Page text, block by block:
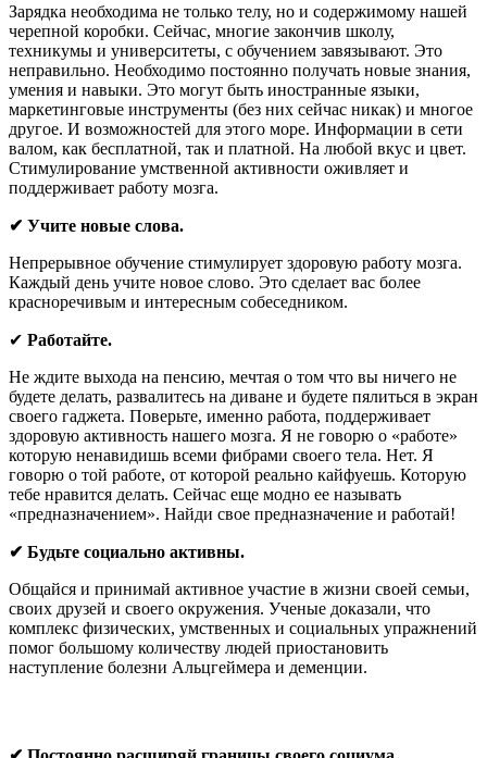
Зарядка необходима не только телу, но и содержимому нашей
черепной коробки. Сейчас, многие закончив школу,
техникумы и университеты, с обучением завязывают. Это
неправильно. Необходимо постоянно получать новые знания,
умения и навыки. Это могут быть иностранные языки,
маркетинговые инструменты (без них сейчас никак) и многое
другое. И возможностей для этого море. Информации в сети
валом, как бесплатной, так и платной. На любой вкус и цвет.
Стимулирование умственной активности оживляет и
поддерживает работу мозга.
✔ Учите новые слова.
Непрерывное обучение стимулирует здоровую работу мозга.
Каждый день учите новое слово. Это сделает вас более
красноречивым и интересным собеседником.
✔ Работайте.
Не ждите выхода на пенсию, мечтая о том что вы ничего не
будете делать, развалитесь на диване и будете пялиться в экран
своего гаджета. Поверьте, именно работа, поддерживает
здоровую активность нашего мозга. Я не говорю о «работе»
которую ненавидишь всеми фибрами своего тела. Нет. Я
говорю о той работе, от которой реально кайфуешь. Которую
тебе нравится делать. Сейчас еще модно ее называть
«предназначением». Найди свое предназначение и работай!
✔ Будьте социально активны.
Общайся и принимай активное участие в жизни своей семьи,
своих друзей и своего окружения. Ученые доказали, что
комплекс физических, умственных и социальных упражнений
помог большому количеству людей приостановить
наступление болезни Альцгеймера и деменции.